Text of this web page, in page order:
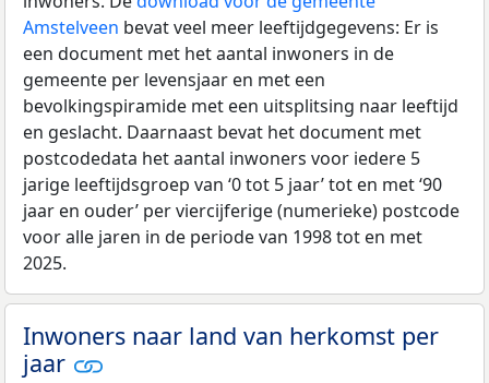
Amstelveen bevat veel meer leeftijdgegevens: Er is
een document met het aantal inwoners in de
gemeente per levensjaar en met een
bevolkingspiramide met een uitsplitsing naar leeftijd
en geslacht. Daarnaast bevat het document met
postcodedata het aantal inwoners voor iedere 5
jarige leeftijdsgroep van ‘0 tot 5 jaar’ tot en met ‘90
jaar en ouder’ per viercijferige (numerieke) postcode
voor alle jaren in de periode van 1998 tot en met
2025.
Inwoners naar land van herkomst per
jaar